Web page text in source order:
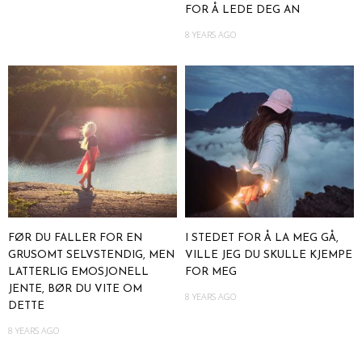
FOR Å LEDE DEG AN
8 YEARS AGO
FØR DU FALLER FOR EN
GRUSOMT SELVSTENDIG, MEN
LATTERLIG EMOSJONELL
JENTE, BØR DU VITE OM
DETTE
8 YEARS AGO
I STEDET FOR Å LA MEG GÅ,
VILLE JEG DU SKULLE KJEMPE
FOR MEG
8 YEARS AGO